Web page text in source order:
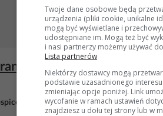
–
t-cad itd moze na ktoryms takie
Twoje dane osobowe będą
urządzenia (pliki cookie, unikalne
mogą być wyświetlane i
udostępniane im. Mogą też być
i nasi partnerzy możemy używać
Lista partnerów
Niektórzy dostawcy mogą
podstawie uzasadnionego
zmieniając opcje poniżej. Link
wycofanie w ramach ustawień
znajdziesz u dołu tej strony lub w